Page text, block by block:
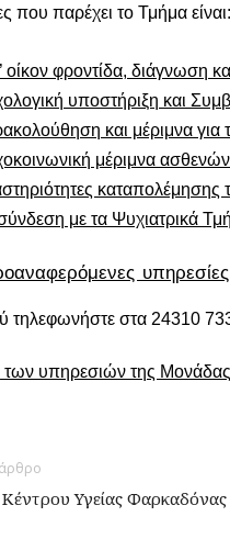
που παρέχει το Τμήμα είναι:
οίκον φροντίδα, διάγνωση
υποστήριξη και
και μέριμνα
μέριμνα
με τα Ψυχιατρικά
τηλεφωνήστε στα 24310
υπηρεσιών της
Υγείας Φαρκαδόνας